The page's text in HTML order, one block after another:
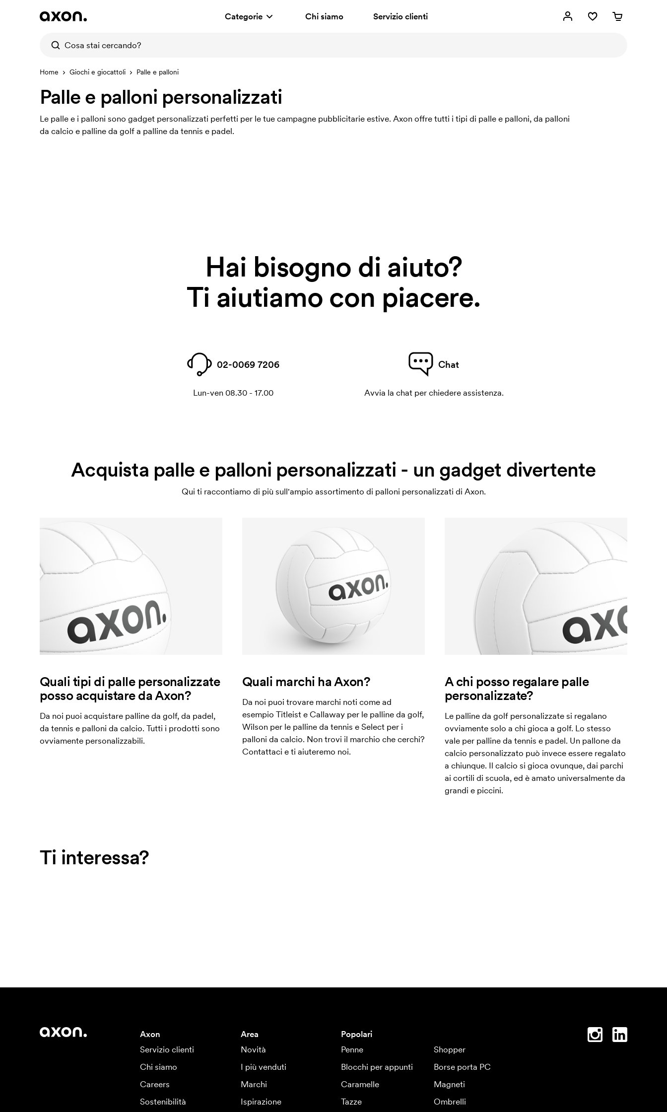
Categorie Chi siamo Servizio clienti
Home Giochi e giocattoli Palle e palloni
Palle e palloni personalizzati
Le palle e i palloni sono gadget personalizzati perfetti per le tue campagne pubblicitarie estive. Axon offre tutti i tipi di palle e palloni, da palloni
da calcio e palline da golf a palline da tennis e padel.
Hai bisogno di aiuto?
Ti aiutiamo con piacere.
02-0069 7206
Lun-ven 08.30 - 17.00
Chat
Avvia la chat per chiedere assistenza.
Acquista palle e palloni personalizzati - un gadget divertente
Qui ti raccontiamo di più sull'ampio assortimento di palloni personalizzati di Axon.
Quali tipi di palle personalizzate
posso acquistare da Axon?
Da noi puoi acquistare palline da golf, da padel,
da tennis e palloni da calcio. Tutti i prodotti sono
ovviamente personalizzabili.
Quali marchi ha Axon?
Da noi puoi trovare marchi noti come ad
esempio Titleist e Callaway per le palline da golf,
Wilson per le palline da tennis e Select per i
palloni da calcio. Non trovi il marchio che cerchi?
Contattaci e ti aiuteremo noi.
A chi posso regalare palle
personalizzate?
Le palline da golf personalizzate si regalano
ovviamente solo a chi gioca a golf. Lo stesso
vale per palline da tennis e padel. Un pallone da
calcio personalizzato può invece essere regalato
a chiunque. Il calcio si gioca ovunque, dai parchi
ai cortili di scuola, ed è amato universalmente da
grandi e piccini.
Ti interessa?
Axon
Servizio clienti
Chi siamo
Careers
Sostenibilità
Area
Novità
I più venduti
Marchi
Ispirazione
Popolari
Penne
Shopper
Blocchi per appunti
Borse porta PC
Caramelle
Magneti
Tazze
Ombrelli